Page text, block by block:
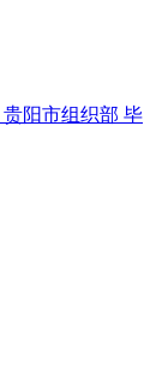
贵阳市组织部 毕